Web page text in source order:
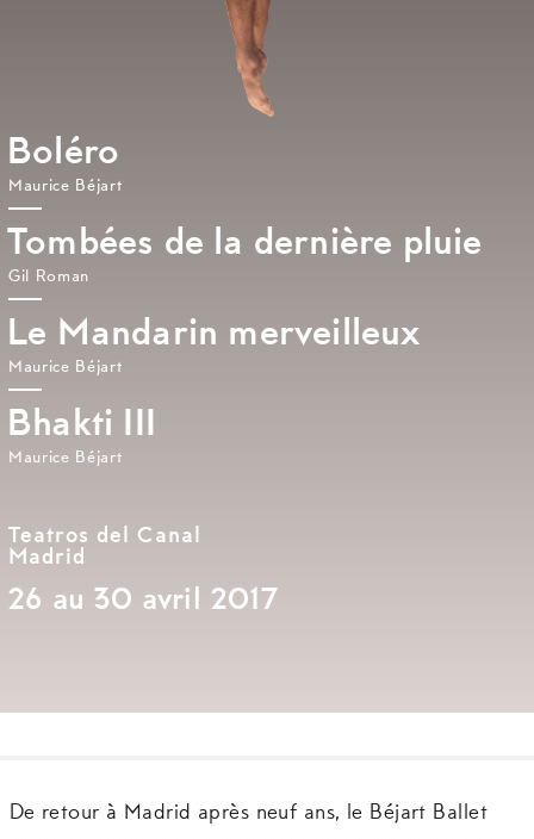
Boléro
Maurice Béjart
Tombées de la dernière pluie
Gil Roman
Le Mandarin merveilleux
Maurice Béjart
Bhakti III
Maurice Béjart
Teatros del Canal
Madrid
26 au 30 avril 2017
De retour à Madrid après neuf ans, le Béjart Ballet